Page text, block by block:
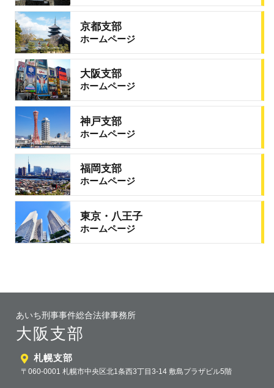
京都支部
ホームページ
大阪支部
ホームページ
神戸支部
ホームページ
福岡支部
ホームページ
東京・八王子
ホームページ
あいち刑事事件総合法律事務所
大阪支部
札幌支部
〒060-0001 札幌市中央区北1条西3丁目3-14 敷島プラザビル5階